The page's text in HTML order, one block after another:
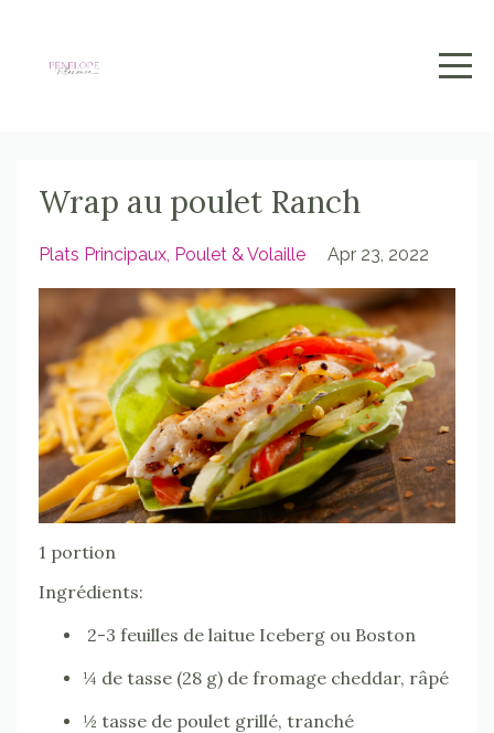
Wrap au poulet Ranch
Plats Principaux Poulet & Volaille Apr 23, 2022
1 portion
Ingrédients:
2-3 feuilles de laitue Iceberg ou Boston
¼ de tasse (28 g) de fromage cheddar, râpé
½ tasse de poulet grillé, tranché